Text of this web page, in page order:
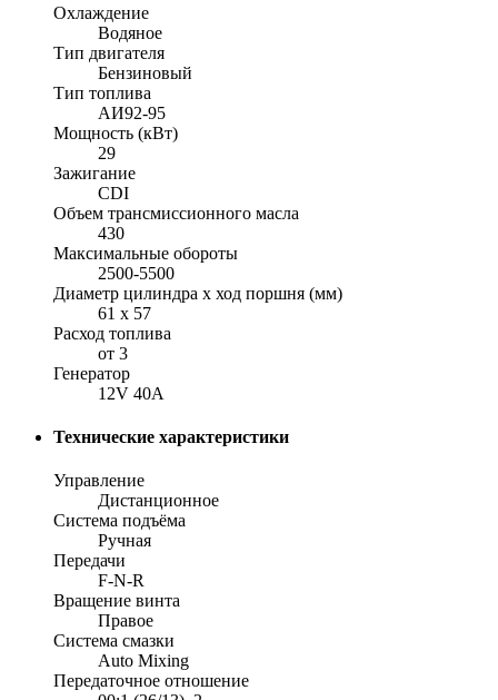
Охлаждение
Водяное
Тип двигателя
Бензиновый
Тип топлива
АИ92-95
Мощность (кВт)
29
Зажигание
CDI
Объем трансмиссионного масла
430
Максимальные обороты
2500-5500
Диаметр цилиндра x ход поршня (мм)
61 x 57
Расход топлива
от 3
Генератор
12V 40A
Технические характеристики
Управление
Дистанционное
Система подъёма
Ручная
Передачи
F-N-R
Вращение винта
Правое
Система смазки
Auto Mixing
Передаточное отношение